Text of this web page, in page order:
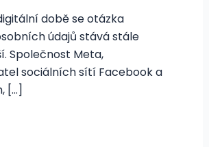
době se otázka
údajů stává stále
Společnost Meta,
sociálních sítí Facebook a
[…]